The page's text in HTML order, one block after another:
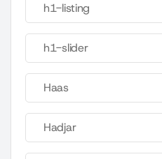
h1-listing
h1-slider
Haas
Hadjar